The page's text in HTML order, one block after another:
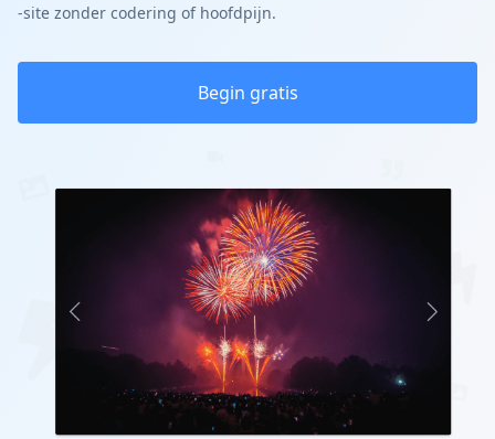
-site zonder codering of hoofdpijn.
Begin gratis